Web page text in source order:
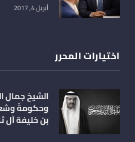
أبريل 4, 2017
اختيارات المحرر
الشيخ جمال
وحكومةً
بن خليفة آل